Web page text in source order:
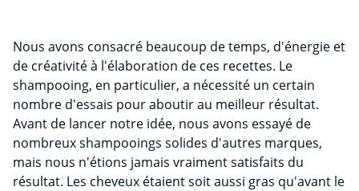
Nous avons consacré beaucoup de temps, d'énergie et
de créativité à l'élaboration de ces recettes. Le
shampooing, en particulier, a nécessité un certain
nombre d'essais pour aboutir au meilleur résultat.
Avant de lancer notre idée, nous avons essayé de
nombreux shampooings solides d'autres marques,
mais nous n'étions jamais vraiment satisfaits du
résultat. Les cheveux étaient soit aussi gras qu'avant le